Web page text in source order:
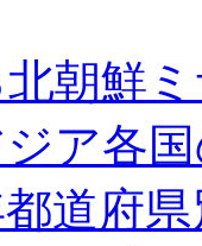
朝鮮
ア各
都道府